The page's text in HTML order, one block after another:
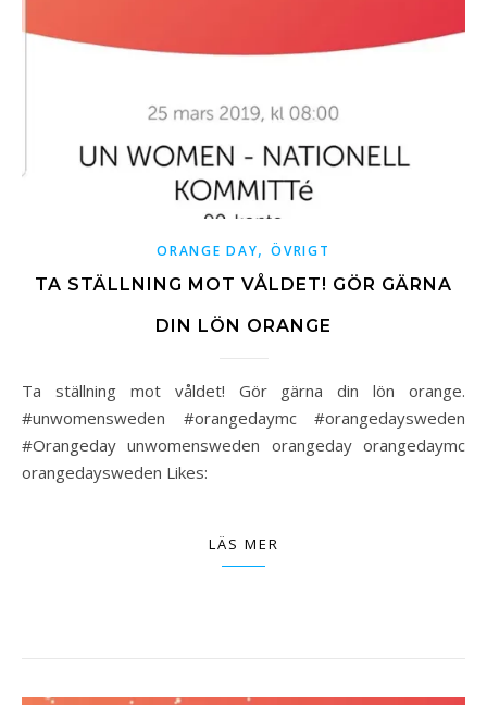
ORANGE DAY,ÖVRIGT
TA STÄLLNING MOT VÅLDET! GÖR GÄRNA
DIN LÖN ORANGE
Ta ställning mot våldet! Gör gärna din lön orange.
#unwomensweden #orangedaymc #orangedaysweden
#Orangeday unwomensweden orangeday orangedaymc
orangedaysweden Likes:
LÄS MER